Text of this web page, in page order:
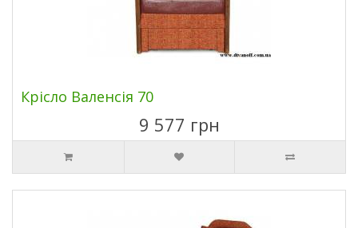
Крісло Валенсія 70
9 577 грн